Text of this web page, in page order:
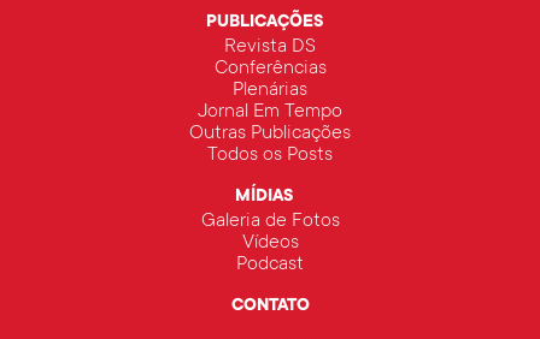
PUBLICAÇÕES
Revista DS
Conferências
Plenárias
Jornal Em Tempo
Outras Publicações
Todos os Posts
MÍDIAS
Galeria de Fotos
Vídeos
Podcast
CONTATO